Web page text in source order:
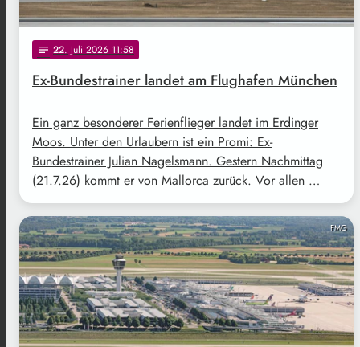
notes 22. Juli 2026 11:58
Ex-Bundestrainer landet am Flughafen München
Ein ganz besonderer Ferienflieger landet im Erdinger
Moos. Unter den Urlaubern ist ein Promi: Ex-
Bundestrainer Julian Nagelsmann. Gestern Nachmittag
(21.7.26) kommt er von Mallorca zurück. Vor allen …
FMG